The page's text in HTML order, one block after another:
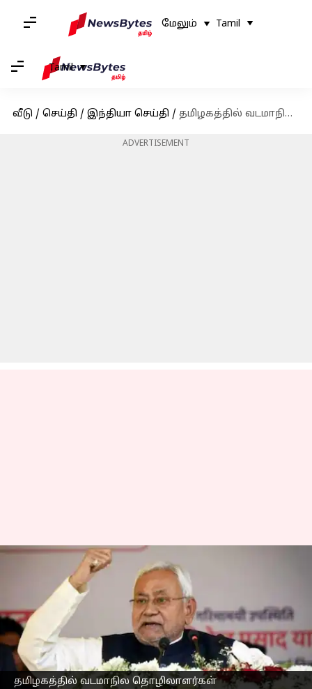
மேலும் Tamil
Tamil
வீடு / செய்தி / இந்தியா செய்தி / தமிழகத்தில் வடமாநில தொழிலாளர்கள் தாக்கப்படுவதாக பரவும் செய்தி போலியானது - காவல்துறை விளக்கம்
ADVERTISEMENT
தமிழகத்தில் வடமாநில தொழிலாளர்கள்
தமிழகத்தில் வடமாநில
தொழிலாளர்கள்
தாக்கப்படுவதாக பரவும்
செய்தி போலியானது -
காவல்துறை விளக்கம்
எழுதியவர் Nivetha P Mar 03, 2023 12:36 pm